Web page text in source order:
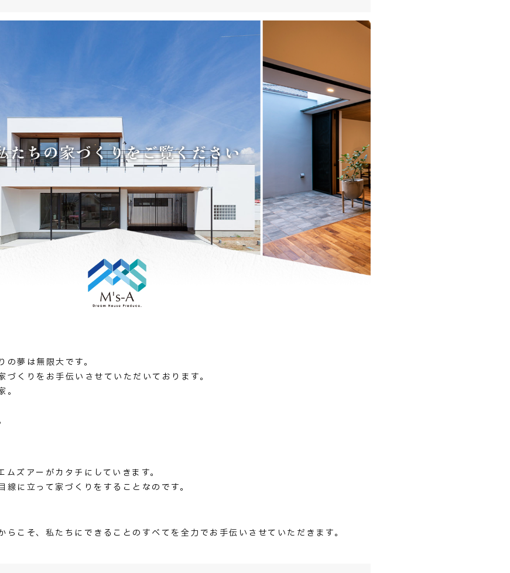
夢は無限大です。
くりをお手伝いさせていただいております。
ズアーがカタチにしていきます。
に立って家づくりをすることなのです。
こそ、私たちにできることのすべてを全力でお手伝いさせていただきます。